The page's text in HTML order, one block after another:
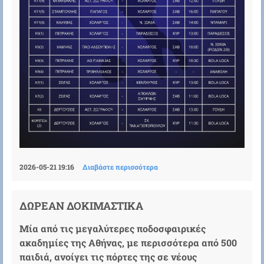
2026-05-21 19:16 Διαβάστε περισσότερα
ΔΩΡΕΑΝ ΔΟΚΙΜΑΣΤΙΚΑ
Μία από τις μεγαλύτερες ποδοσφαιρικές
ακαδημίες της Αθήνας, με περισσότερα από 500
παιδιά, ανοίγει τις πόρτες της σε νέους